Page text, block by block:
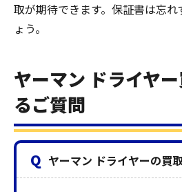
取が期待できます。保証書は忘
ょう。
ヤーマン ドライヤ
るご質問
Q ヤーマン ドライヤーの買